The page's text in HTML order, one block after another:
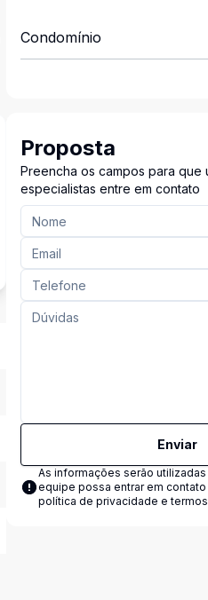
Condomínio
Proposta
Preencha os campos para que
especialistas entre em contato
Enviar
As informações serão utilizadas
equipe possa entrar em
política de privacidade e